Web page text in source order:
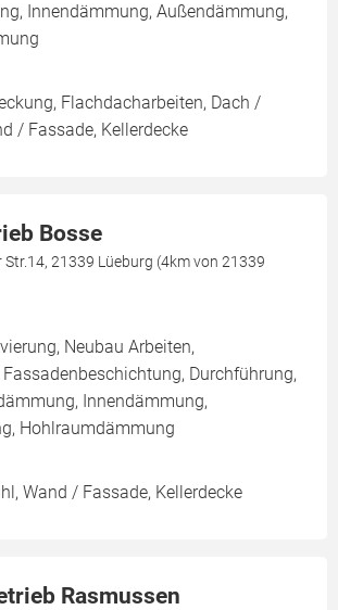
Innendämmung, Außendämmung,
Flachdacharbeiten, Dach /
/ Fassade, Kellerdecke
Bosse
21339 Lüeburg (4km von 21339
Neubau Arbeiten,
Durchführung,
Innendämmung,
Hohlraumdämmung
Wand / Fassade, Kellerdecke
Rasmussen